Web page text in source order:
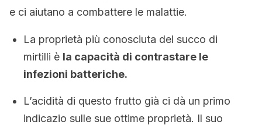
e ci aiutano a combattere le malattie.
La proprietà più conosciuta del succo di
mirtilli è la capacità di contrastare le
infezioni batteriche.
L’acidità di questo frutto già ci dà un primo
indicazio sulle sue ottime proprietà. Il suo